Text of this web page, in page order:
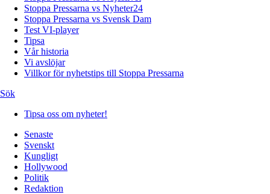
Stoppa Pressarna vs Nyheter24
Stoppa Pressarna vs Svensk Dam
Test VI-player
Tipsa
Vår historia
Vi avslöjar
Villkor för nyhetstips till Stoppa Pressarna
Sök
Tipsa oss om nyheter!
Senaste
Svenskt
Kungligt
Hollywood
Politik
Redaktion